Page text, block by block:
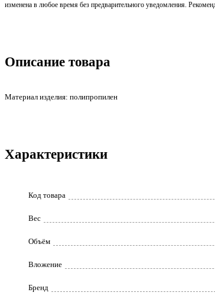
изменена в любое время без предварительного уведомления.
Описание товара
Материал изделия: полипропилен
Характеристики
Код товара
Вес
Объём
Вложение
Бренд